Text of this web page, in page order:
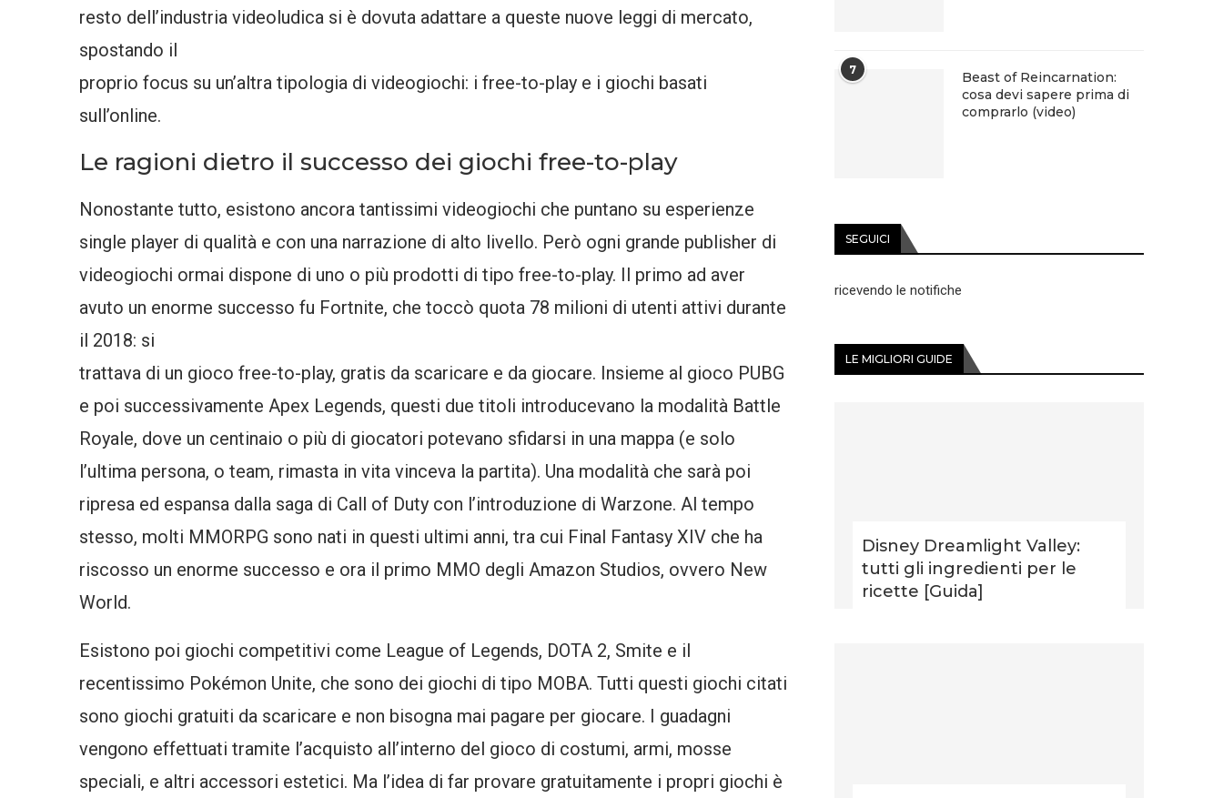
resto dell’industria videoludica si è dovuta adattare a queste nuove leggi di mercato,
spostando il
proprio focus su un’altra tipologia di videogiochi: i free-to-play e i giochi basati
sull’online.
Le ragioni dietro il successo dei giochi free-to-play
Nonostante tutto, esistono ancora tantissimi videogiochi che puntano su esperienze
single player di qualità e con una narrazione di alto livello. Però ogni grande publisher di
videogiochi ormai dispone di uno o più prodotti di tipo free-to-play. Il primo ad aver
avuto un enorme successo fu Fortnite, che toccò quota 78 milioni di utenti attivi durante
il 2018: si
trattava di un gioco free-to-play, gratis da scaricare e da giocare. Insieme al gioco PUBG
e poi successivamente Apex Legends, questi due titoli introducevano la modalità Battle
Royale, dove un centinaio o più di giocatori potevano sfidarsi in una mappa (e solo
l’ultima persona, o team, rimasta in vita vinceva la partita). Una modalità che sarà poi
ripresa ed espansa dalla saga di Call of Duty con l’introduzione di Warzone. Al tempo
stesso, molti MMORPG sono nati in questi ultimi anni, tra cui Final Fantasy XIV che ha
riscosso un enorme successo e ora il primo MMO degli Amazon Studios, ovvero New
World.
Esistono poi giochi competitivi come League of Legends, DOTA 2, Smite e il
recentissimo Pokémon Unite, che sono dei giochi di tipo MOBA. Tutti questi giochi citati
sono giochi gratuiti da scaricare e non bisogna mai pagare per giocare. I guadagni
vengono effettuati tramite l’acquisto all’interno del gioco di costumi, armi, mosse
speciali, e altri accessori estetici. Ma l’idea di far provare gratuitamente i propri giochi è
7
Beast of Reincarnation:
cosa devi sapere prima di
comprarlo (video)
SEGUICI
ricevendo le notifiche
LE MIGLIORI GUIDE
Disney Dreamlight Valley:
tutti gli ingredienti per le
ricette [Guida]